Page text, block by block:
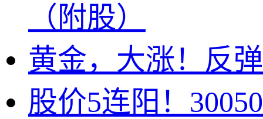
（附股）
黄金，大涨！反
股价5连阳！